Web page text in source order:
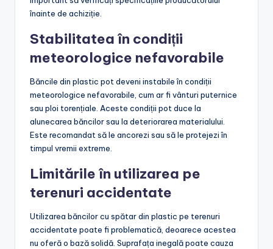
înainte de achiziție.
Stabilitatea în condiții
meteorologice nefavorabile
Băncile din plastic pot deveni instabile în condiții
meteorologice nefavorabile, cum ar fi vânturi puternice
sau ploi torențiale. Aceste condiții pot duce la
alunecarea băncilor sau la deteriorarea materialului.
Este recomandat să le ancorezi sau să le protejezi în
timpul vremii extreme.
Limitările în utilizarea pe
terenuri accidentate
Utilizarea băncilor cu spătar din plastic pe terenuri
accidentate poate fi problematică, deoarece acestea
nu oferă o bază solidă. Suprafața inegală poate cauza